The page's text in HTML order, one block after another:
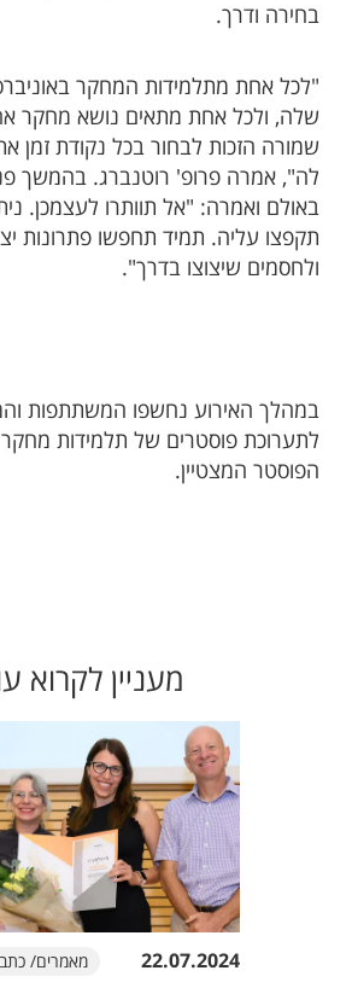
בחירה ודרך.
"לכל אחת מתלמידות המחקר
שלה, ולכל אחת מתאים נושא מחקר
שמורה הזכות לבחור בכל נקודת זמן
לה", אמרה פרופ' רוטנברג. בהמשך
באולם ואמרה: "אל תוותרו לעצמכן.
תקפצו עליה. תמיד תחפשו פתרונות
ולחסמים שיצוצו בדרך".
במהלך האירוע נחשפו המשתתפות
לתערוכת פוסטרים של תלמידות
הפוסטר המצטיין.
מעניין לקרוא
22.07.2024 מאמרים/